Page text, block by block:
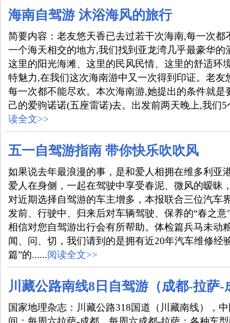
海南自驾游 沐浴海风的旅行
简要内容：老友悠天香已去过若干次海南,每一次都
一个海天相交的地方,我们找到亚龙湾几乎最豪华
这里的阳光海滩、这里的民风民情、这里的舒适环
特魅力,在我们这次海南游中又一次得到印证。老友
每一次都不能尽欢。本次海南游,她提出的条件就是
己的爱驹诺诺(五座雷诺)去。出发前两天晚上,我们
读全文>>
五一自驾游指南 带你快乐吹吹风
如果说去年最浪漫的事，是和爱人相拥在维多利亚
爱人在身侧，一起在驾驶中享受春泥、微风的暧昧
对近期选择自驾游的车主增多，本报联合三位汽车
发前、行驶中、归来后对车辆驾驶、保养的“春之
相信对您自驾游出行会有所帮助。体检篇兵马未动
闻、问、切，我们请到的是拥有近20年汽车维修经
篇”的......阅读全文>>
川藏公路南线8日自驾游（成都-拉萨-
国家地理杂志：川藏公路318国道（川藏南线），